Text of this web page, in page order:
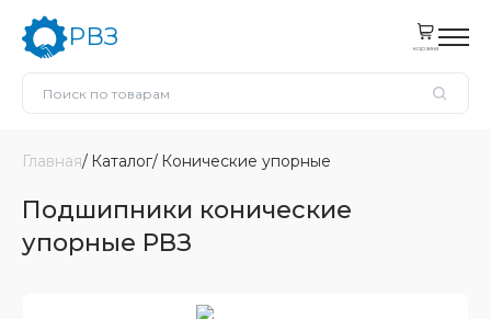
РВЗ корзина
Главная Каталог Конические упорные
Подшипники конические
упорные РВЗ